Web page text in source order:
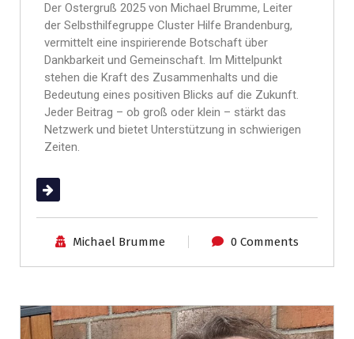
Der Ostergruß 2025 von Michael Brumme, Leiter
der Selbsthilfegruppe Cluster Hilfe Brandenburg,
vermittelt eine inspirierende Botschaft über
Dankbarkeit und Gemeinschaft. Im Mittelpunkt
stehen die Kraft des Zusammenhalts und die
Bedeutung eines positiven Blicks auf die Zukunft.
Jeder Beitrag – ob groß oder klein – stärkt das
Netzwerk und bietet Unterstützung in schwierigen
Zeiten.
(mehr …)
Michael Brumme 0 Comments